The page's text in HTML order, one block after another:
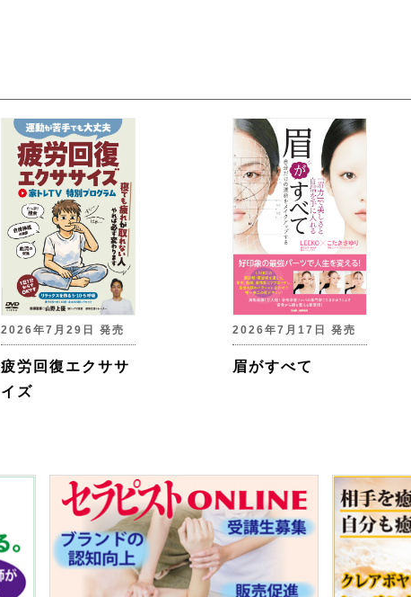
2026年7月29日 発売
疲労回復エクササ
イズ
2026年7月17日 発売
眉がすべて